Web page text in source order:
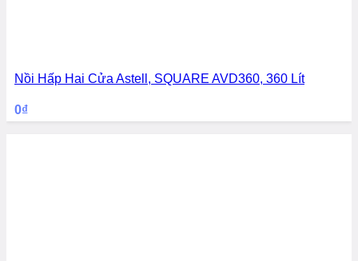
Nồi Hấp Hai Cửa Astell, SQUARE AVD360, 360 Lít
0₫